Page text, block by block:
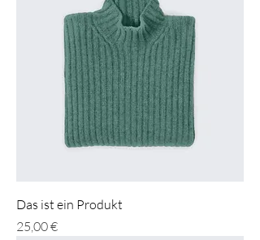
Das ist ein Produkt
Preis
25,00 €